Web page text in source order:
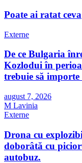
Poate ai ratat ceva
Externe
De ce Bulgaria
Kozlodui în
trebuie să importe
august 7, 2026
M Lavinia
Externe
Drona cu
doborâtă cu
autobuz.